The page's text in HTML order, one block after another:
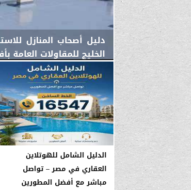
دليل أصحاب المنازل
الخليج للمقاولات العامة
الأحد، 2 أغسطس 2026 11:48 صـ
الدليل الشامل للهوتلاين
العقاري في مصر – تواصل
مباشر مع أفضل المطورين